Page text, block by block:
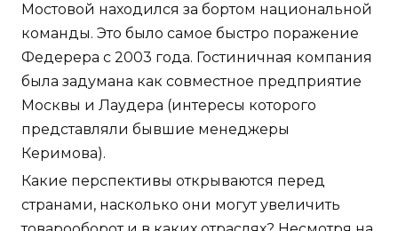
Мостовой находился за бортом национальной
команды. Это было самое быстро поражение
Федерера с 2003 года. Гостиничная компания
была задумана как совместное предприятие
Москвы и Лаудера (интересы которого
представляли бывшие менеджеры
Керимова).
Какие перспективы открываются перед
странами, насколько они могут увеличить